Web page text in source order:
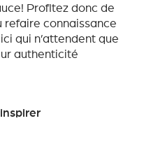
Profitez donc de
connaissance
qui n’attendent que
authenticité